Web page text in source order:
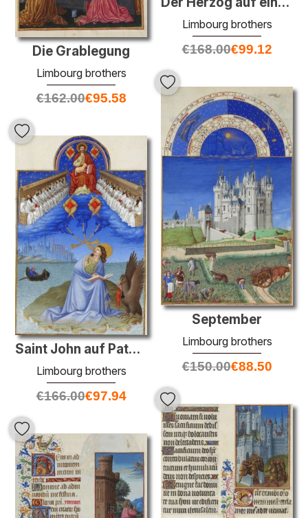
Limbourg brothers
€168.00€99.12
Die Grablegung
Limbourg brothers
€162.00€95.58
September
Limbourg brothers
€150.00€88.50
Saint John auf Patmos
Limbourg brothers
€166.00€97.94